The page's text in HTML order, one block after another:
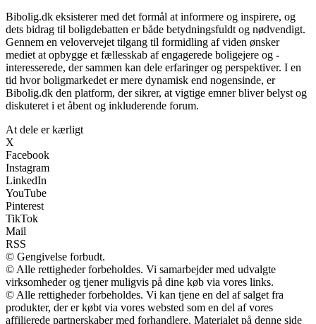
Bibolig.dk eksisterer med det formål at informere og inspirere, og
dets bidrag til boligdebatten er både betydningsfuldt og nødvendigt.
Gennem en velovervejet tilgang til formidling af viden ønsker
mediet at opbygge et fællesskab af engagerede boligejere og -
interesserede, der sammen kan dele erfaringer og perspektiver. I en
tid hvor boligmarkedet er mere dynamisk end nogensinde, er
Bibolig.dk den platform, der sikrer, at vigtige emner bliver belyst og
diskuteret i et åbent og inkluderende forum.
At dele er kærligt
X
Facebook
Instagram
LinkedIn
YouTube
Pinterest
TikTok
Mail
RSS
© Gengivelse forbudt.
© Alle rettigheder forbeholdes. Vi samarbejder med udvalgte
virksomheder og tjener muligvis på dine køb via vores links.
© Alle rettigheder forbeholdes. Vi kan tjene en del af salget fra
produkter, der er købt via vores websted som en del af vores
affilierede partnerskaber med forhandlere. Materialet på denne side